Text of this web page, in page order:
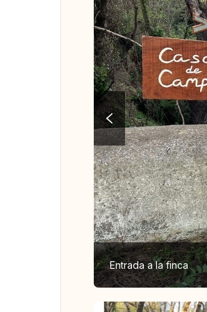
Entrada a la finca